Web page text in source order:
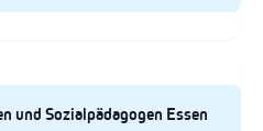
und Sozialpädagogen Essen